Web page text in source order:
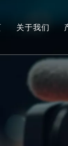
关于我们
研发实力
社会责任
众筹成就